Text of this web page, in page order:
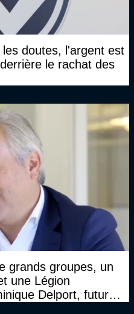
doutes, l'argent est
le rachat des
grands groupes, un
une Légion
Delport, futur